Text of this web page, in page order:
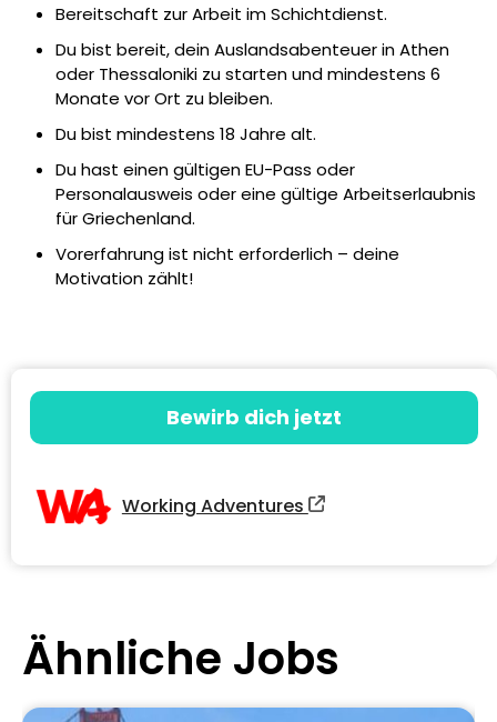
Bereitschaft zur Arbeit im Schichtdienst.
Du bist bereit, dein Auslandsabenteuer in Athen
oder Thessaloniki zu starten und mindestens 6
Monate vor Ort zu bleiben.
Du bist mindestens 18 Jahre alt.
Du hast einen gültigen EU-Pass oder
Personalausweis oder eine gültige Arbeitserlaubnis
für Griechenland.
Vorerfahrung ist nicht erforderlich – deine
Motivation zählt!
Bewirb dich jetzt
Working Adventures
Ähnliche Jobs